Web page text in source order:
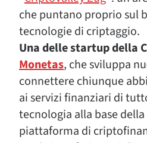
che puntano proprio sul
tecnologie di criptaggio.
Una delle startup della
Monetas, che sviluppa
connettere chiunque
ai servizi finanziari di
tecnologia alla base
piattaforma di